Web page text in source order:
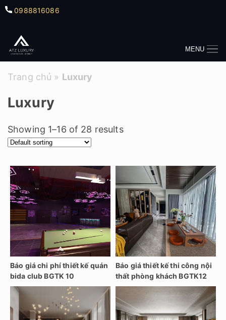
0988816086
MENU
Trang chủ » Luxury
Luxury
Showing 1–16 of 28 results
Báo giá chi phí thiết kế quán
bida club BGTK 10
Báo giá thiết kế thi công nội
thất phòng khách BGTK12